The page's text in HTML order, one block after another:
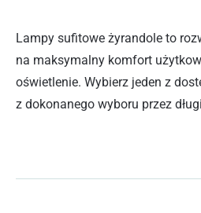
Lampy sufitowe żyrandole to
na maksymalny komfort
oświetlenie. Wybierz jeden z
z dokonanego wyboru przez